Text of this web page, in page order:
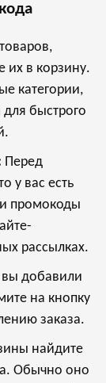
их в корзину.
категории,
быстрого
Перед
у вас есть
промокоды
рассылках.
вы добавили
на кнопку
заказа.
найдите
Обычно оно